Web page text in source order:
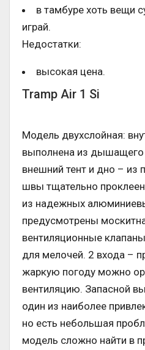
в тамбуре хоть вещи
играй.
Недостатки:
высокая цена.
Tramp Air 1 Si
Модель двухслойная:
выполнена из дышащего
внешний тент и дно – из
швы тщательно
из надежных
предусмотрены
вентиляционные
для мелочей. 2 входа –
жаркую погоду можно
вентиляцию. Запасной
один из наиболее
но есть небольшая
модель сложно найти в